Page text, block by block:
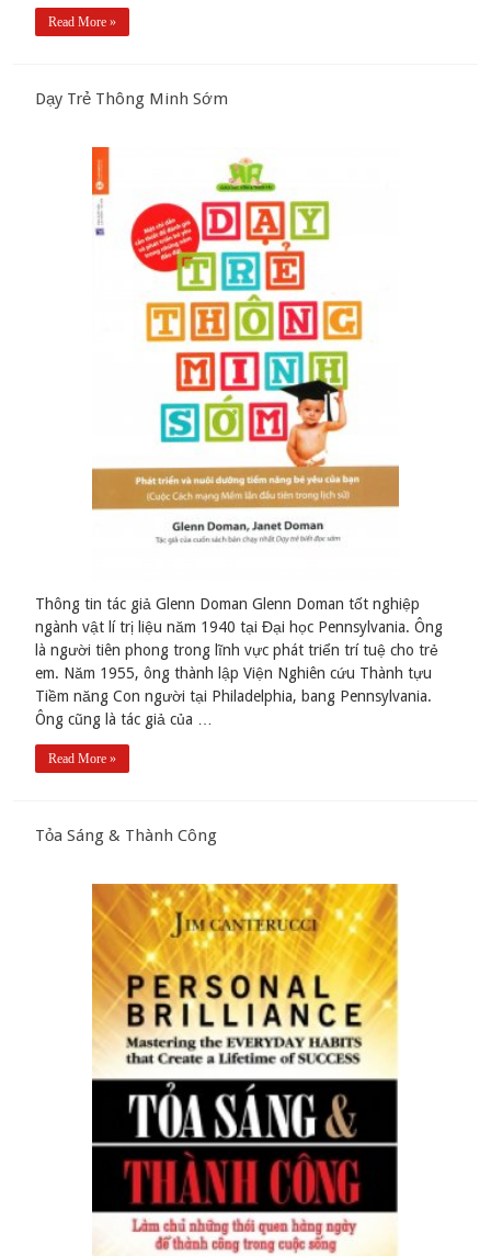
Read More »
Dạy Trẻ Thông Minh Sớm
Thông tin tác giả Glenn Doman Glenn Doman tốt nghiệp
ngành vật lí trị liệu năm 1940 tại Đại học Pennsylvania. Ông
là người tiên phong trong lĩnh vực phát triển trí tuệ cho trẻ
em. Năm 1955, ông thành lập Viện Nghiên cứu Thành tựu
Tiềm năng Con người tại Philadelphia, bang Pennsylvania.
Ông cũng là tác giả của …
Read More »
Tỏa Sáng & Thành Công